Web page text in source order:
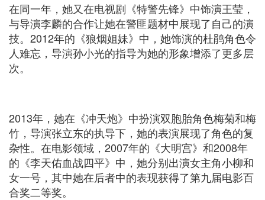
在同一年，她又在电视剧《特警先锋》中饰演王莹，
与导演李麟的合作让她在警匪题材中展现了自己的演
技。2012年的《狼烟姐妹》中，她饰演的杜鹃角色令
人难忘，导演孙小光的指导为她的形象增添了更多层
次。
2013年，她在《冲天炮》中扮演双胞胎角色梅菊和梅
竹，导演张立东的执导下，她的表演展现了角色的复
杂性。在电影领域，2007年的《大明宫》和2008年
的《李天佑血战四平》中，她分别出演女主角小柳和
女一号，其中她在后者中的表现获得了第九届电影百
合奖二等奖。